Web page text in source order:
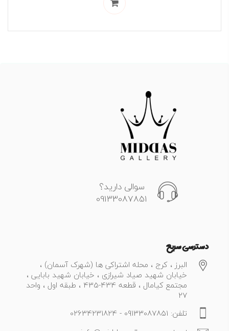
سوالی دارید؟
09133087851
دسترسی سریع
البرز ، کرج ، محله اشتراکی ها (شهرک آسمان) ،
خیابان شهید صیاد شیرازی ، خیابان شهید بابایی ،
مجتمع کیامال ، قطعه 434-435 ، طبقه اول ، واحد
27
تلفن: 09133087851 - 02634231824